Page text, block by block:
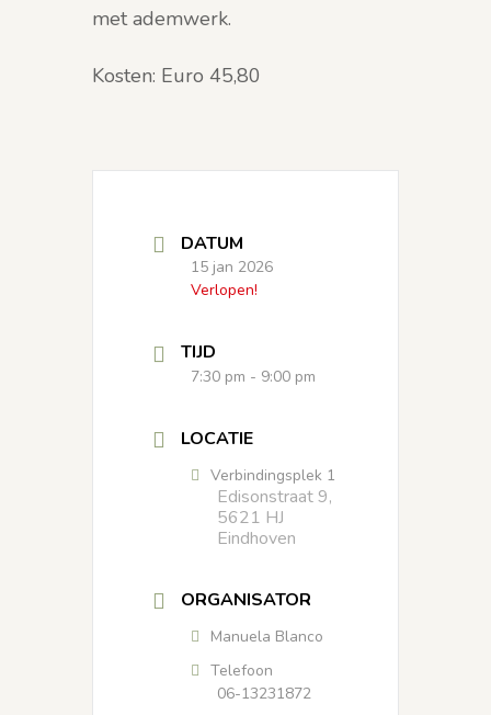
met ademwerk.
Kosten: Euro 45,80
DATUM
15 jan 2026
Verlopen!
TIJD
7:30 pm - 9:00 pm
LOCATIE
Verbindingsplek 1
Edisonstraat 9,
5621 HJ
Eindhoven
ORGANISATOR
Manuela Blanco
Telefoon
06-13231872